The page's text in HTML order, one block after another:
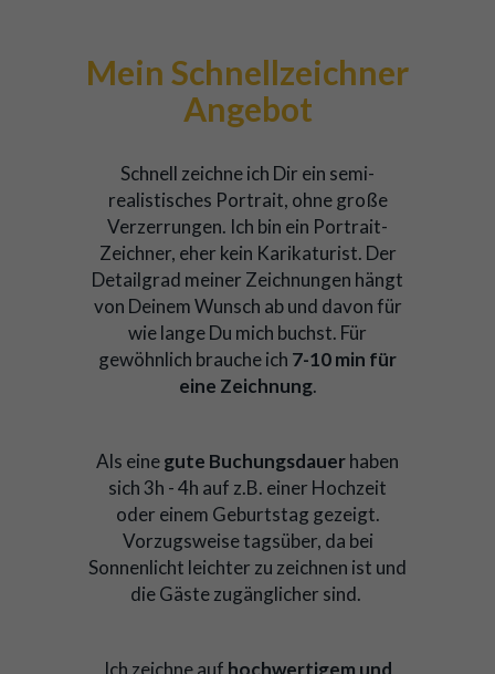
Mein Schnellzeichner
Angebot
Schnell zeichne ich Dir ein semi-
realistisches Portrait, ohne große
Verzerrungen. Ich bin ein Portrait-
Zeichner, eher kein Karikaturist. Der
Detailgrad meiner Zeichnungen hängt
von Deinem Wunsch ab und davon für
wie lange Du mich buchst. Für
gewöhnlich brauche ich 7-10 min für
eine Zeichnung.
Als einegute Buchungsdauerhaben
sich 3h - 4h auf z.B. einer Hochzeit
oder einem Geburtstag gezeigt.
Vorzugsweise tagsüber, da bei
Sonnenlicht leichter zu zeichnen ist und
die Gäste zugänglicher sind.